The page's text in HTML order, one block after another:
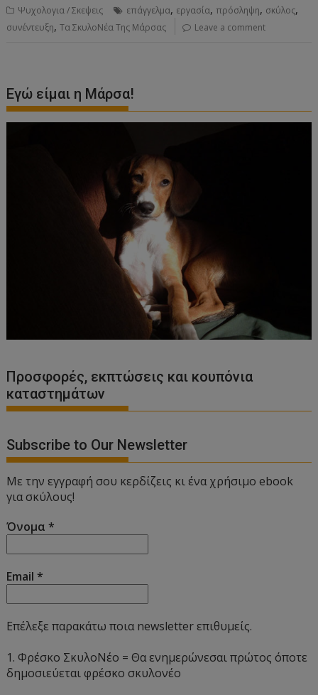
Ψυχολογια / Σκεψεις επάγγελμα, εργασία, πρόσληψη, σκύλος,
συνέντευξη,Τα ΣκυλοΝέα Της Μάρσας Leave a comment
Εγώ είμαι η Μάρσα!
Προσφορές, εκπτώσεις και κουπόνια
καταστημάτων
Subscribe to Our Newsletter
Με την εγγραφή σου κερδίζεις κι ένα χρήσιμο ebook
για σκύλους!
Όνομα*
Email*
Επέλεξε παρακάτω ποια newsletter επιθυμείς.
1. Φρέσκο ΣκυλοΝέο = Θα ενημερώνεσαι πρώτος όποτε
δημοσιεύεται φρέσκο σκυλονέο